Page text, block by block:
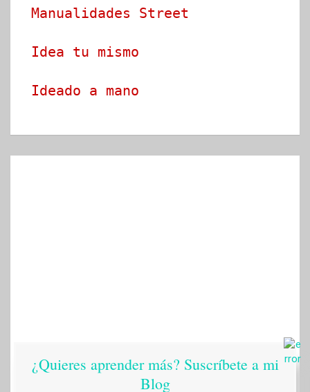
Manualidades Street
Idea tu mismo
Ideado a mano
¿Quieres aprender más? Suscríbete a mi
Blog